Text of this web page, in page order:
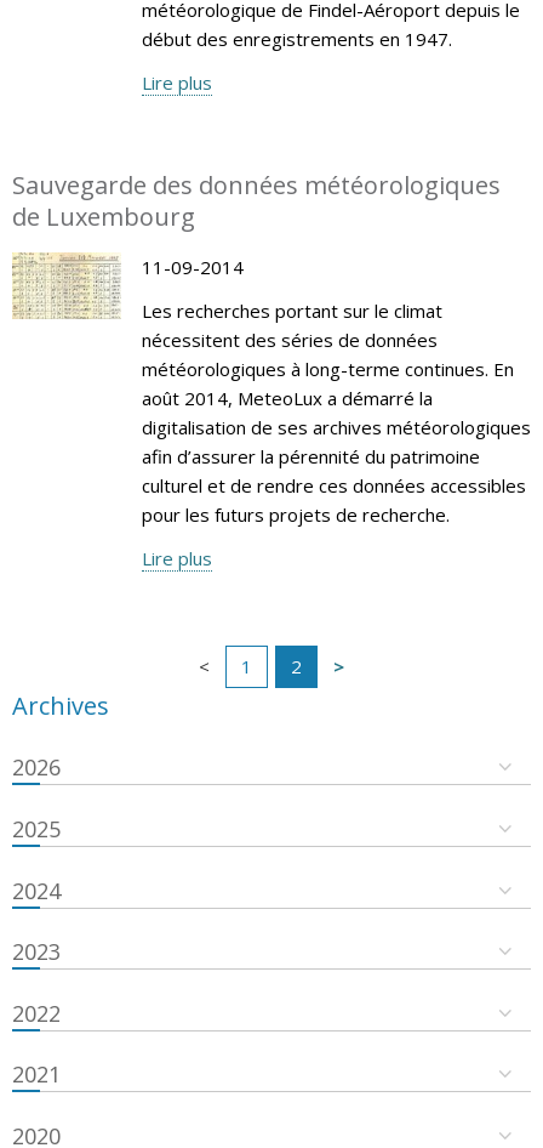
météorologique de Findel-Aéroport depuis le
début des enregistrements en 1947.
Lire plus
Sauvegarde des données météorologiques
de Luxembourg
11-09-2014
Les recherches portant sur le climat
nécessitent des séries de données
météorologiques à long-terme continues. En
août 2014, MeteoLux a démarré la
digitalisation de ses archives météorologiques
afin d’assurer la pérennité du patrimoine
culturel et de rendre ces données accessibles
pour les futurs projets de recherche.
Lire plus
1 2
Archives
2026
2025
2024
2023
2022
2021
2020